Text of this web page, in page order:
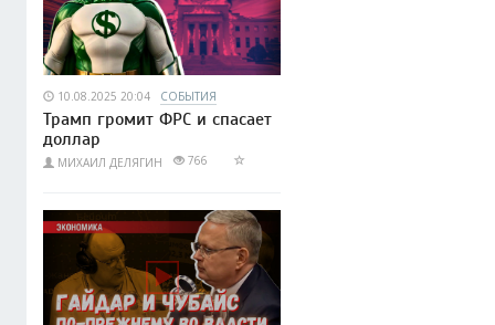
10.08.2025 20:04 СОБЫТИЯ
Трамп громит ФРС и спасает
доллар
МИХАИЛ ДЕЛЯГИН 766